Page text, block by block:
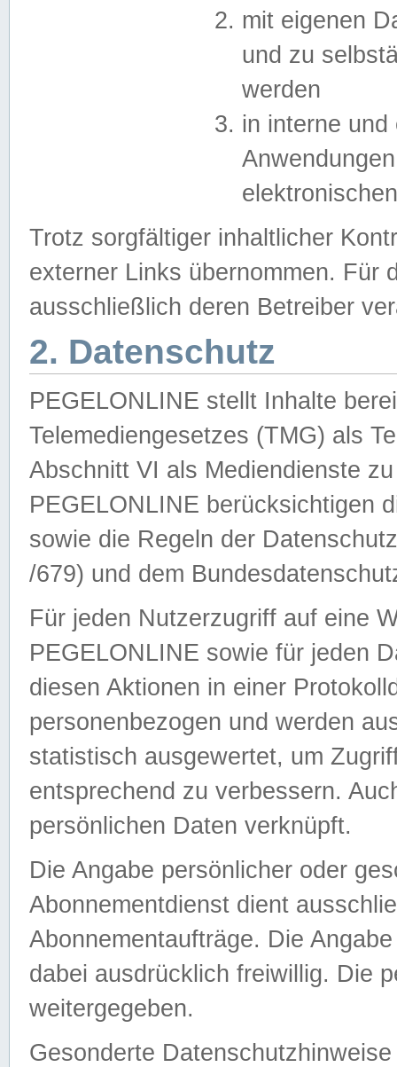
mit eigenen
und zu
werden
in interne
Trotz sorgfältiger inhaltlicher
externer Links übernommen. Für
ausschließlich deren Betreiber
2. Datenschutz
PEGELONLINE stellt Inhalte
Telemediengesetzes (TMG) als
Abschnitt VI als Mediendienste
PEGELONLINE berücksichtigen
sowie die Regeln der
/679) und dem
Für jeden Nutzerzugriff auf eine
PEGELONLINE sowie für jeden
diesen Aktionen in einer
personenbezogen und werden
statistisch ausgewertet, um
entsprechend zu verbessern.
persönlichen Daten verknüpft.
Die Angabe persönlicher oder
Abonnementdienst dient
Abonnementaufträge. Die
dabei ausdrücklich freiwillig. Die
weitergegeben.
Gesonderte